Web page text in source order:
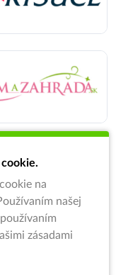
na
našej
zásadami